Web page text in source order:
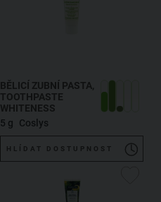
BĚLICÍ ZUBNÍ PASTA,
TOOTHPASTE
WHITENESS
5 g
Coslys
HLÍDAT DOSTUPNOST